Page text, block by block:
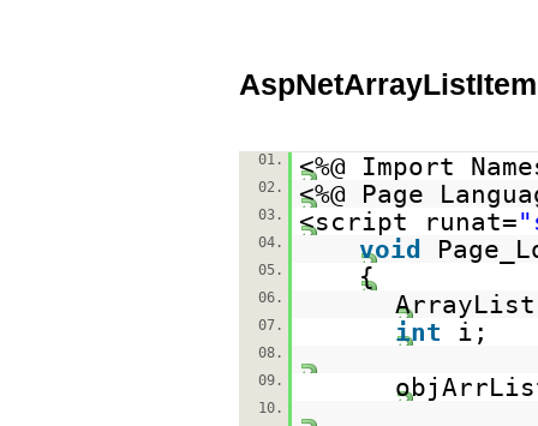
01. <%@ Import
02. <%@ Page
03. <script runat=
04. void
05. {
06.
07. int i;
08.
09.
10.